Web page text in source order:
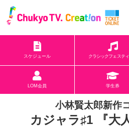
スケジュール クラシックフェステ
LOM会員 学生券
小林賢太郎新作
カジャラ♯1 『大